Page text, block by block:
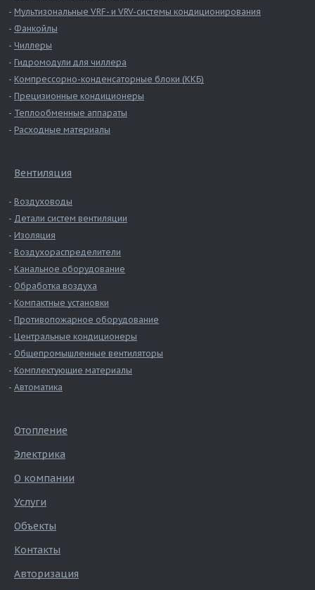
Мультизональные VRF- и VRV-системы кондиционирования
Фанкойлы
Чиллеры
Гидромодули для чиллера
Компрессорно-конденсаторные блоки (ККБ)
Прецизионные кондиционеры
Теплообменные аппараты
Расходные материалы
Вентиляция
Воздуховоды
Детали систем вентиляции
Изоляция
Воздухораспределители
Канальное оборудование
Обработка воздуха
Компактные установки
Противопожарное оборудование
Центральные кондиционеры
Общепромышленные вентиляторы
Комплектующие материалы
Автоматика
Отопление
Электрика
О компании
Услуги
Объекты
Контакты
Авторизация